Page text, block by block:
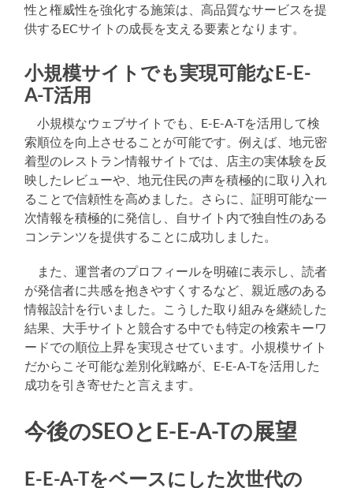
性と権威性を強化する施策は、高品質なサービスを提
供するECサイトの成長を支える要素となります。
小規模サイトでも実現可能なE-E-
A-T活用
小規模なウェブサイトでも、E-E-A-Tを活用して検
索順位を向上させることが可能です。例えば、地元密
着型のレストラン情報サイトでは、店主の実体験を反
映したレビューや、地元住民の声を積極的に取り入れ
ることで信頼性を高めました。さらに、証明可能な一
次情報を積極的に発信し、自サイト内で独自性のある
コンテンツを提供することに成功しました。
また、運営者のプロフィールを明確に表示し、読者
が発信者に共感を抱きやすくするなど、親近感のある
情報設計を行いました。こうした取り組みを継続した
結果、大手サイトと競合する中でも特定の検索キーワ
ードでの順位上昇を実現させています。小規模サイト
だからこそ可能な差別化戦略が、E-E-A-Tを活用した
成功を引き寄せたと言えます。
今後のSEOとE-E-A-Tの展望
E-E-A-Tをベースにした次世代の